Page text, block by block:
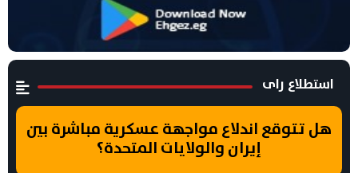
استطلاع راى
هل تتوقع اندلاع مواجهة عسكرية مباشرة بين
إيران والولايات المتحدة؟